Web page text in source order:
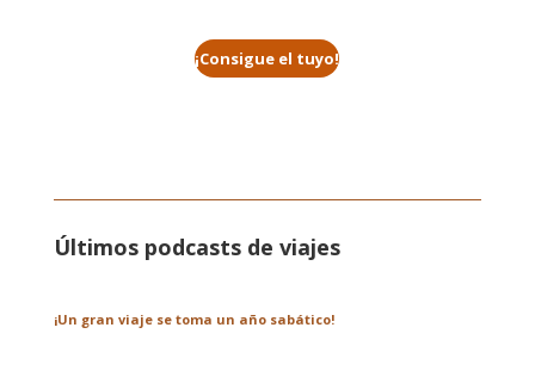
¡Consigue el tuyo!
Últimos podcasts de viajes
¡Un gran viaje se toma un año sabático!